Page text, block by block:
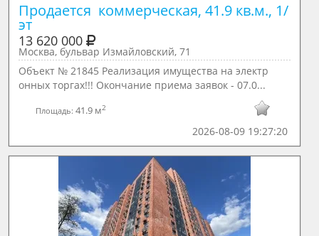
Продается  коммерческая, 41.9 кв.м., 1/
эт
13 620 000
Москва, бульвар Измайловский, 71
Объект № 21845 Реализация имущества на электр
онных торгах!!! Окончание приема заявок - 07.0...
Площадь:41.9 м2
2026-08-09 19:27:20